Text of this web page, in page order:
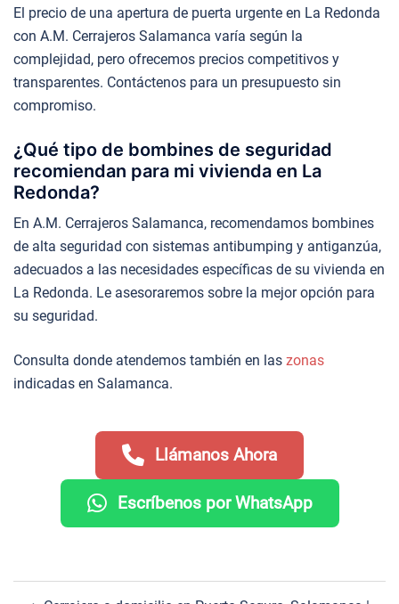
El precio de una apertura de puerta urgente en La Redonda
con A.M. Cerrajeros Salamanca varía según la
complejidad, pero ofrecemos precios competitivos y
transparentes. Contáctenos para un presupuesto sin
compromiso.
¿Qué tipo de bombines de seguridad
recomiendan para mi vivienda en La
Redonda?
En A.M. Cerrajeros Salamanca, recomendamos bombines
de alta seguridad con sistemas antibumping y antiganzúa,
adecuados a las necesidades específicas de su vivienda en
La Redonda. Le asesoraremos sobre la mejor opción para
su seguridad.
Consulta donde atendemos también en las zonas
indicadas en Salamanca.
Llámanos Ahora
Escríbenos por WhatsApp